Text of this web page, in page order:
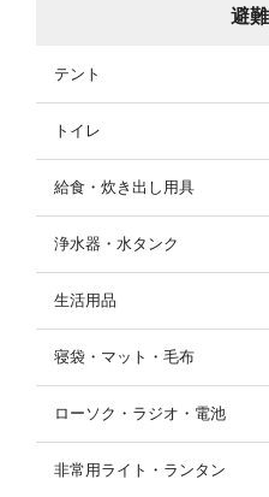
避
テント
トイレ
給食・炊き出し用具
浄水器・水タンク
生活用品
寝袋・マット・毛布
ローソク・ラジオ・電池
非常用ライト・ランタン